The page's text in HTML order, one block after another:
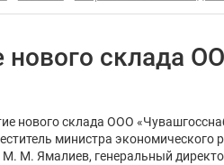
склада
нового склада ООО
министра
М. М. Ямалиев, генеральный